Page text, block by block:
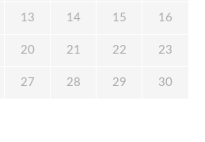
13 14 15 16
20 21 22 23
27 28 29 30